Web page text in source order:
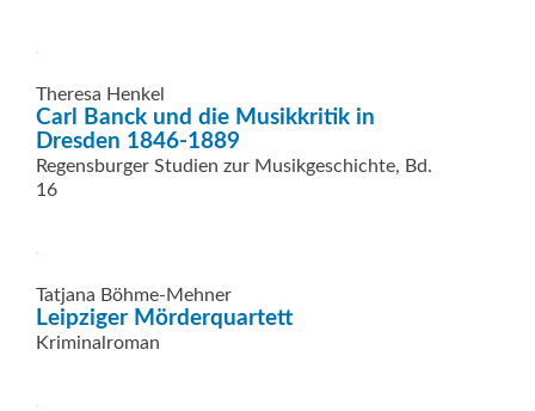
Theresa Henkel
Carl Banck und die Musik­kritik in
Dresden 1846-1889
Regensburger Studien zur Musik­geschichte, Bd.
16
Tatjana Böhme-Mehner
Leipziger Mörderquartett
Kriminalroman